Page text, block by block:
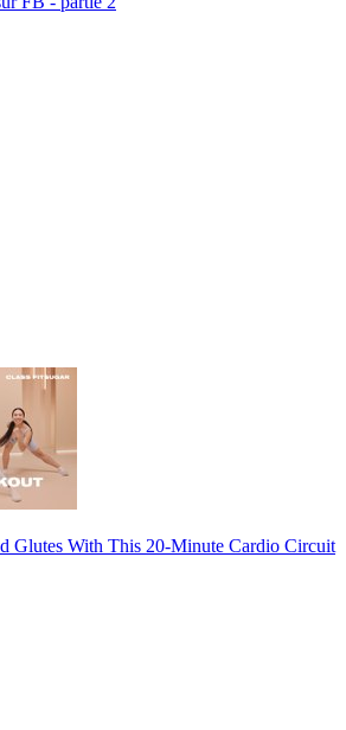
Glutes With This 20-Minute Cardio Circuit